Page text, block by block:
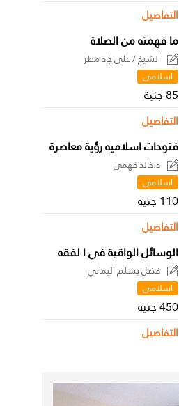
التفاصيل
ما فهمته من الصلاة
الشيخ / على جاد مطر
اسلامى
85 جنية
التفاصيل
فتوحات اسلاميه رؤية معاصرة
د.خالد فهمي
اسلامى
110 جنية
التفاصيل
الوسائل الواقية في ا لفقه
فضل يسلم اليماني
اسلامى
450 جنية
التفاصيل